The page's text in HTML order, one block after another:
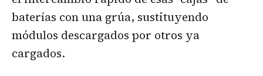
baterías con una grúa, sustituyendo
módulos descargados por otros ya
cargados.